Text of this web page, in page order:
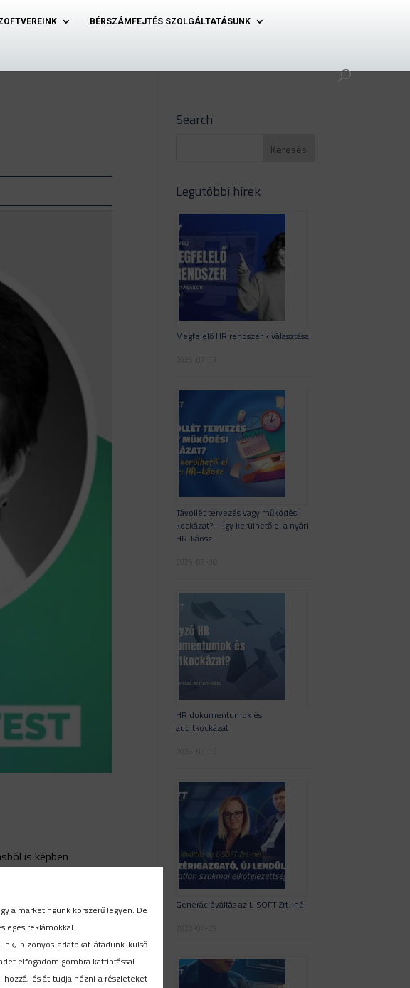
BÉRSZÁMFEJTÉS SZOLGÁLTATÁSUNK
ból is képben
a csökkentés
mellett
vihet haza.
Search
Legutóbbi hírek
Megfelelő HR rendszer kiválasztása
Távollét tervezés vagy működési
kockázat? – Így kerülhető el a nyári
HR-káosz
HR dokumentumok és
auditkockázat
Generációváltás az L-SOFT Zrt.-nél
a marketingünk korszerű legyen. De
reklámokkal.
bizonyos adatokat átadunk külső
elfogadom gombra kattintással.
és át tudja nézni a részleteket